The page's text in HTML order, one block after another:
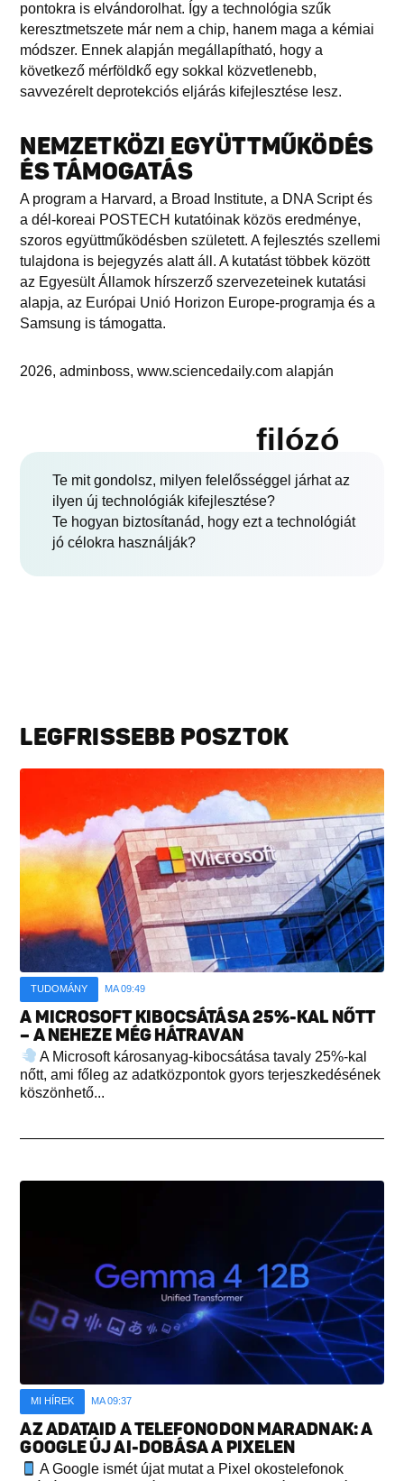
pontokra is elvándorolhat. Így a technológia szűk
keresztmetszete már nem a chip, hanem maga a kémiai
módszer. Ennek alapján megállapítható, hogy a
következő mérföldkő egy sokkal közvetlenebb,
savvezérelt deprotekciós eljárás kifejlesztése lesz.
NEMZETKÖZI EGYÜTTMŰKÖDÉS
ÉS TÁMOGATÁS
A program a Harvard, a Broad Institute, a DNA Script és
a dél-koreai POSTECH kutatóinak közös eredménye,
szoros együttműködésben született. A fejlesztés szellemi
tulajdona is bejegyzés alatt áll. A kutatást többek között
az Egyesült Államok hírszerző szervezeteinek kutatási
alapja, az Európai Unió Horizon Europe-programja és a
Samsung is támogatta.
2026, adminboss, www.sciencedaily.com alapján
filózó
Te mit gondolsz, milyen felelősséggel járhat az
ilyen új technológiák kifejlesztése?
Te hogyan biztosítanád, hogy ezt a technológiát
jó célokra használják?
LEGFRISSEBB POSZTOK
TUDOMÁNY MA 09:49
A MICROSOFT KIBOCSÁTÁSA 25%-KAL NŐTT
– A NEHEZE MÉG HÁTRAVAN
A Microsoft károsanyag-kibocsátása tavaly 25%-kal
nőtt, ami főleg az adatközpontok gyors terjeszkedésének
köszönhető...
MI HÍREK MA 09:37
AZ ADATAID A TELEFONODON MARADNAK: A
GOOGLE ÚJ AI-DOBÁSA A PIXELEN
A Google ismét újat mutat a Pixel okostelefonok